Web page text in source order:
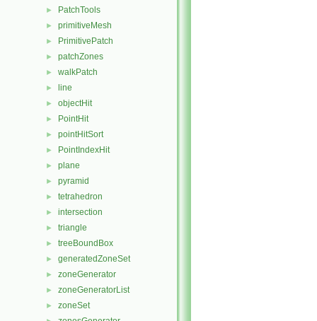
► PatchTools
► primitiveMesh
► PrimitivePatch
► patchZones
► walkPatch
► line
► objectHit
► PointHit
► pointHitSort
► PointIndexHit
► plane
► pyramid
► tetrahedron
► intersection
► triangle
► treeBoundBox
► generatedZoneSet
► zoneGenerator
► zoneGeneratorList
► zoneSet